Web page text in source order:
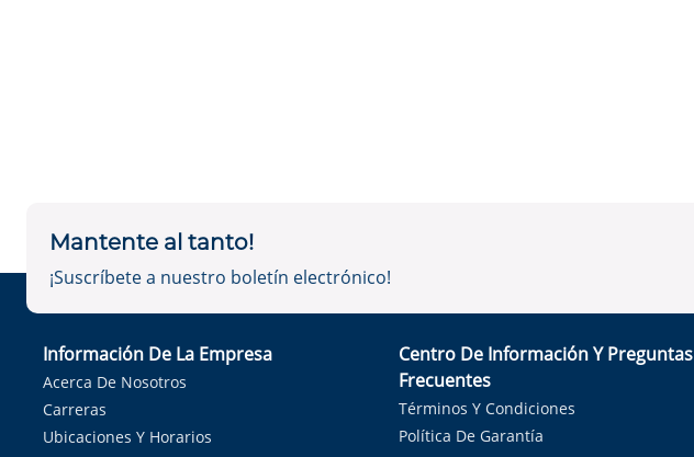
Mantente al tanto!
¡Suscríbete a nuestro boletín electrónico!
Información De La Empresa
Acerca De Nosotros
Carreras
Ubicaciones Y Horarios
Centro De Información Y Preguntas
Frecuentes
Términos Y Condiciones
Política De Garantía